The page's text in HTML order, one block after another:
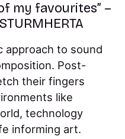
my favourites” –
approach to sound
Post-
their fingers
like
technology
informing art.